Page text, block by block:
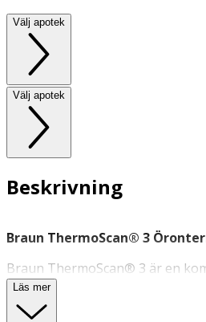
Välj apotek
Välj apotek
Beskrivning
Braun ThermoScan® 3
Braun ThermoScan® 3 är en
användarvänlig
exakta temperaturmätningar för
Läs mer